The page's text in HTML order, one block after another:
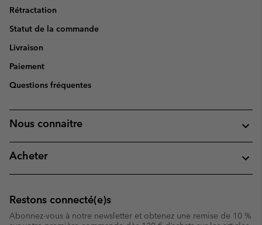
Rétractation
Statut de la commande
Livraison
Paiement
Questions fréquentes
Nous connaitre
Acheter
Restons connecté(e)s
Abonnez-vous à notre newsletter et obtenez une remise de 10 %